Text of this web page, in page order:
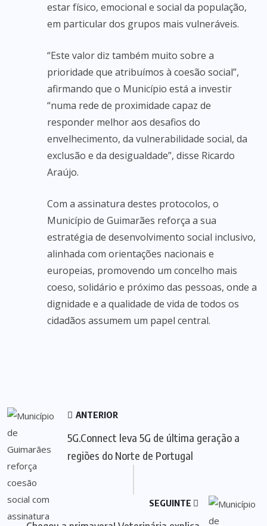
estar físico, emocional e social da população,
em particular dos grupos mais vulneráveis.
“Este valor diz também muito sobre a
prioridade que atribuímos à coesão social”,
afirmando que o Município está a investir
“numa rede de proximidade capaz de
responder melhor aos desafios do
envelhecimento, da vulnerabilidade social, da
exclusão e da desigualdade”, disse Ricardo
Araújo.
Com a assinatura destes protocolos, o
Município de Guimarães reforça a sua
estratégia de desenvolvimento social inclusivo,
alinhada com orientações nacionais e
europeias, promovendo um concelho mais
coeso, solidário e próximo das pessoas, onde a
dignidade e a qualidade de vida de todos os
cidadãos assumem um papel central.
ANTERIOR
5G.Connect leva 5G de última geração a
regiões do Norte de Portugal
SEGUINTE